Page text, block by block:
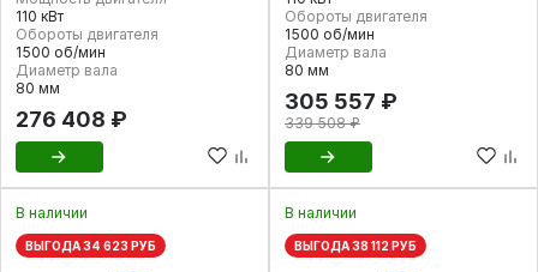
110 кВт
Обороты двигателя
1500 об/мин
Диаметр вала
80 мм
276 408 ₽
Обороты двигателя
1500 об/мин
Диаметр вала
80 мм
305 557 ₽
339 508 ₽
В наличии
ВЫГОДА 34 623 РУБ
В наличии
ВЫГОДА 38 112 РУБ